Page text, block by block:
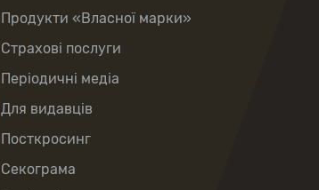
Продукти «Власної марки»
Страхові послуги
Періодичні медіа
Для видавців
Посткросинг
Секограма